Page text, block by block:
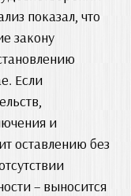
показал, что
закону
Если
и
оставлению без
– выносится